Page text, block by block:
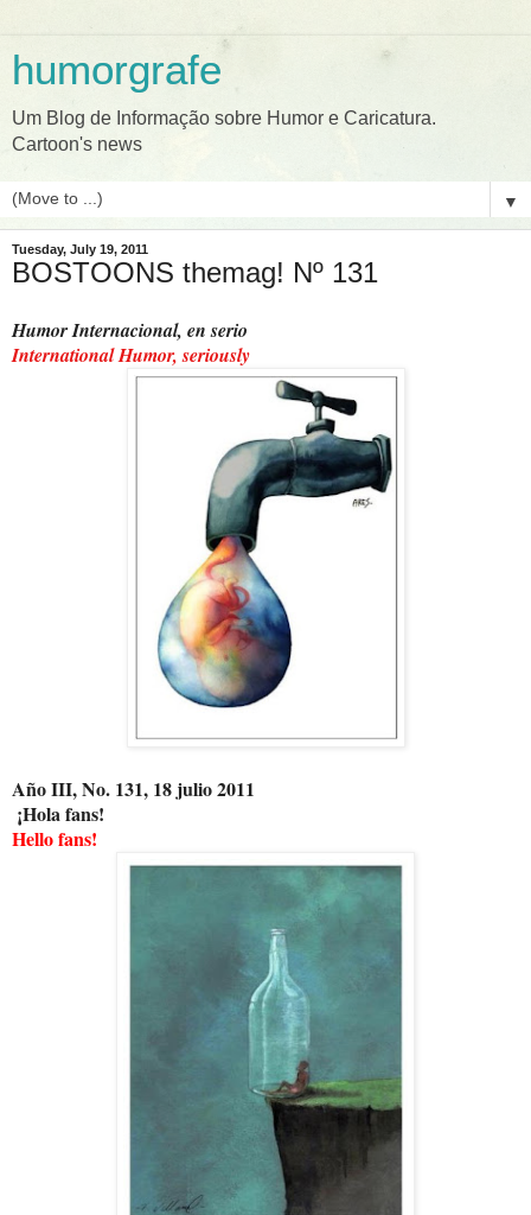
humorgrafe
Um Blog de Informação sobre Humor e Caricatura.
Cartoon's news
▼
Tuesday, July 19, 2011
BOSTOONS themag! Nº 131
Humor Internacional, en serio
International Humor, seriously
Año III, No. 131, 18 julio 2011
¡Hola fans!
Hello fans!